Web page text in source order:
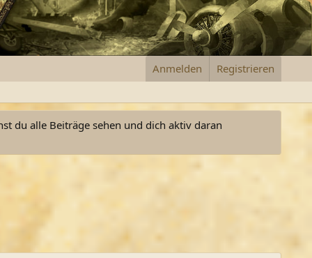
Anmelden Registrieren
du alle Beiträge sehen und dich aktiv daran